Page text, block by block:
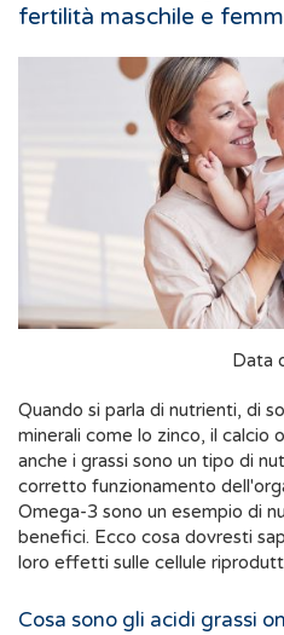
fertilità maschile e
Data
Quando si parla di nutrienti, di
minerali come lo zinco, il calcio
anche i grassi sono un tipo di
corretto funzionamento
Omega-3 sono un esempio di
benefici. Ecco cosa dovresti
loro effetti sulle cellule
Cosa sono gli acidi grassi